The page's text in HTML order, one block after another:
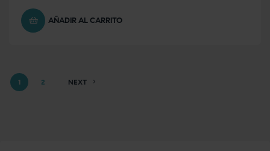
AÑADIR AL CARRITO
1 2 NEXT